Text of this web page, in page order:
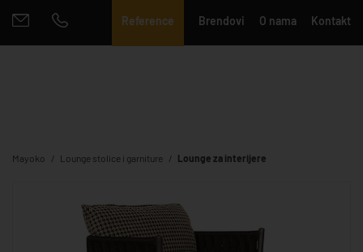
Reference Brendovi O nama Kontakt
Mayoko Lounge stolice i garniture Lounge za interijere